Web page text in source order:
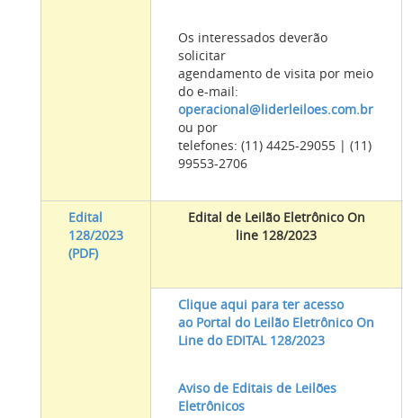
Os interessados deverão
solicitar
agendamento de visita por meio
do e-mail:
operacional@liderleiloes.com.br
ou por
telefones: (11) 4425-29055 | (11)
99553-2706
Edital
128/2023
(PDF)
Edital de Leilão Eletrônico On
line 128/2023
Clique aqui para ter acesso
ao Portal do Leilão Eletrônico On
Line do EDITAL 128/2023
Aviso de Editais de Leilões
Eletrônicos